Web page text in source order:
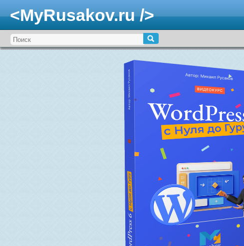
<MyRusakov.ru />